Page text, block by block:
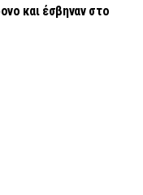
και έσβηναν στο